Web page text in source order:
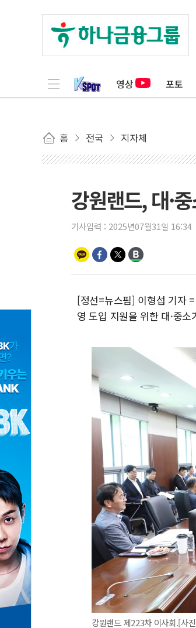
영상 포토
홈 전국 지자체
강원랜드, 대·
기사입력 : 2025년07월31일 16:34
[정선=뉴스핌] 이형섭 기자
영 도입 지원을 위한 대·중
강원랜드 제223차 이사회.[